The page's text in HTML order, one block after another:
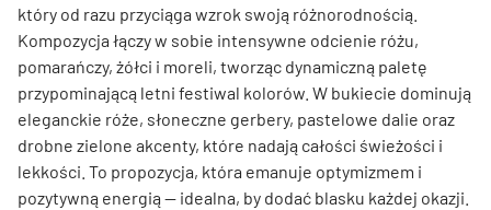
który od razu przyciąga wzrok swoją różnorodnością.
Kompozycja łączy w sobie intensywne odcienie różu,
pomarańczy, żółci i moreli, tworząc dynamiczną paletę
przypominającą letni festiwal kolorów. W bukiecie dominują
eleganckie róże, słoneczne gerbery, pastelowe dalie oraz
drobne zielone akcenty, które nadają całości świeżości i
lekkości. To propozycja, która emanuje optymizmem i
pozytywną energią — idealna, by dodać blasku każdej okazji.